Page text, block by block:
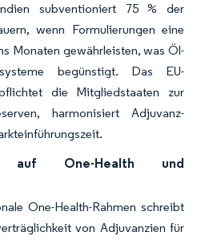
subventioniert 75 % der
wenn Formulierungen eine
Monaten gewährleisten, was Öl-
begünstigt. Das EU-
die Mitgliedstaaten zur
harmonisiert Adjuvanz-
auf One-Health und
One-Health-Rahmen schreibt
von Adjuvanzien für